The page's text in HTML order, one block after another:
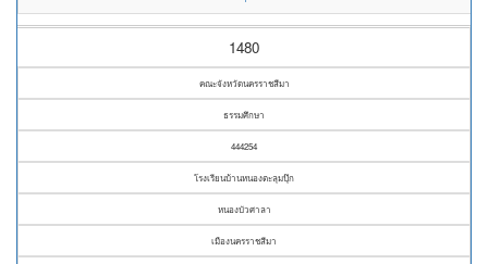
1480
คณะจังหวัดนครราชสีมา
ธรรมศึกษา
444254
โรงเรียนบ้านหนองตะลุมปุ๊ก
หนองบัวศาลา
เมืองนครราชสีมา